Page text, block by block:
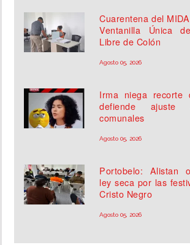
Cuarentena del
Ventanilla Única
Libre de Colón
Agosto 05, 2026
Irma niega recorte
defiende ajuste
comunales
Agosto 05, 2026
Portobelo: Alistan
ley seca por las
Cristo Negro
Agosto 05, 2026